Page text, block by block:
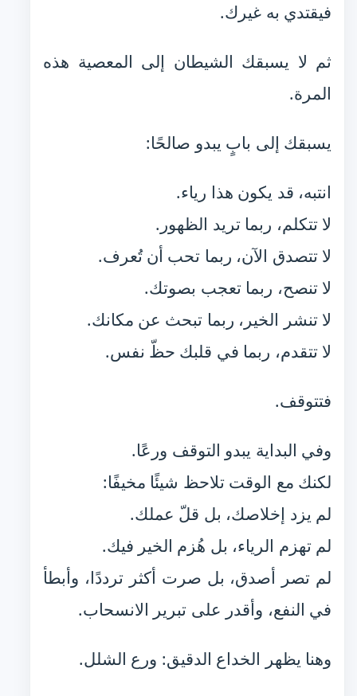
فيقتدي به غيرك.
ثم لا يسبقك الشيطان إلى المعصية هذه
المرة.
يسبقك إلى بابٍ يبدو صالحًا:
انتبه، قد يكون هذا رياء.
لا تتكلم، ربما تريد الظهور.
لا تتصدق الآن، ربما تحب أن تُعرف.
لا تنصح، ربما تعجب بصوتك.
لا تنشر الخير، ربما تبحث عن مكانك.
لا تتقدم، ربما في قلبك حظّ نفس.
فتتوقف.
وفي البداية يبدو التوقف ورعًا.
لكنك مع الوقت تلاحظ شيئًا مخيفًا:
لم يزد إخلاصك، بل قلّ عملك.
لم تهزم الرياء، بل هُزم الخير فيك.
لم تصر أصدق، بل صرت أكثر ترددًا، وأبطأ
في النفع، وأقدر على تبرير الانسحاب.
وهنا يظهر الخداع الدقيق: ورع الشلل.